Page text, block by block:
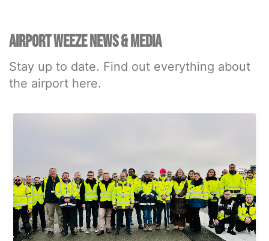
AIRPORT WEEZE NEWS & MEDIA
Stay up to date. Find out everything about
the airport here.